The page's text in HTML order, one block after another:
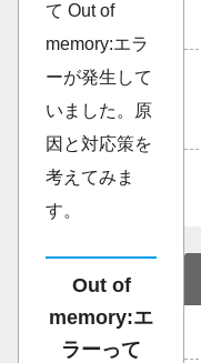
て Out of
memory:エラ
ーが発生して
いました。原
因と対応策を
考えてみま
す。
Out of
memory:エ
ラーって